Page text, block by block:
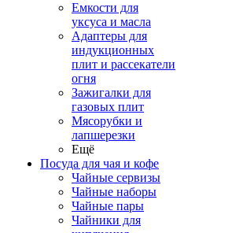
Емкости для
уксуса и масла
Адаптеры для
индукционных
плит и рассекатели
огня
Зажигалки для
газовых плит
Мясорубки и
лапшерезки
Ещё
Посуда для чая и кофе
Чайные сервизы
Чайные наборы
Чайные пары
Чайники для